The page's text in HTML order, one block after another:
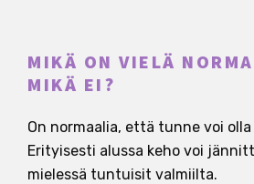
MIKÄ ON VIELÄ
MIKÄ EI?
On normaalia, että tunne voi
Erityisesti alussa keho voi
mielessä tuntuisit valmiilta.